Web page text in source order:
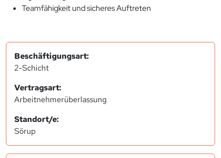
Teamfähigkeit und sicheres Auftreten
Beschäftigungsart:
2-Schicht
Vertragsart:
Arbeitnehmerüberlassung
Standort/e:
Sörup